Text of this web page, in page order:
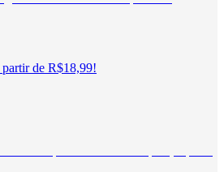
de R$18,99!